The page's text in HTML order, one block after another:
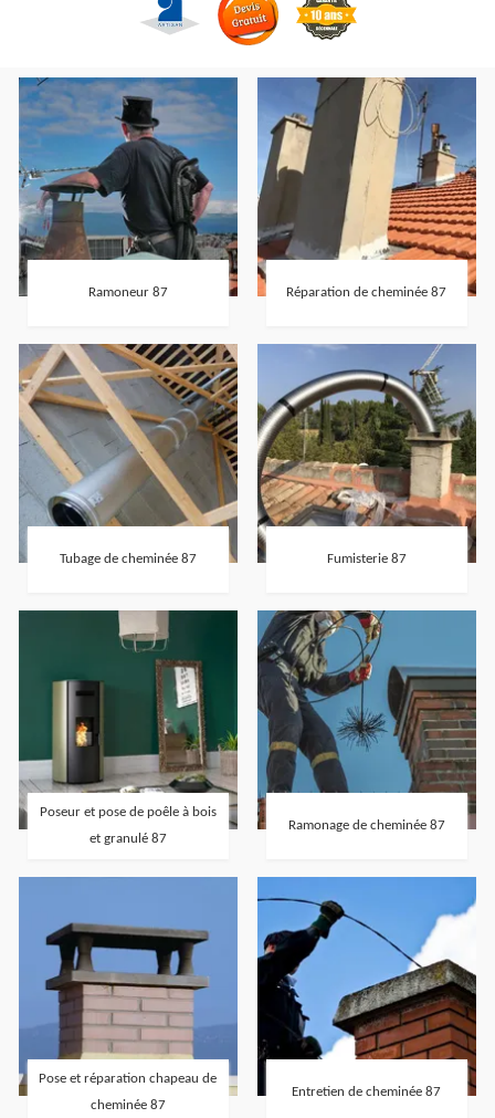
Ramoneur 87 Réparation de cheminée 87
Tubage de cheminée 87 Fumisterie 87
Poseur et pose de poêle à bois
et granulé 87
Ramonage de cheminée 87
Pose et réparation chapeau de
cheminée 87
Entretien de cheminée 87